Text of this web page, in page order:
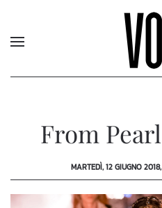
From
MARTEDÌ, 12 GIUGNO